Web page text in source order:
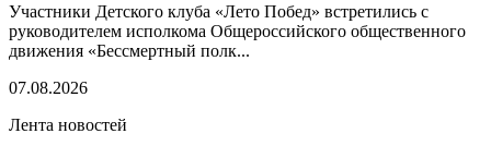
Участники Детского клуба «Лето Побед» встретились с
руководителем исполкома Общероссийского общественного
движения «Бессмертный полк...
07.08.2026
Лента новостей